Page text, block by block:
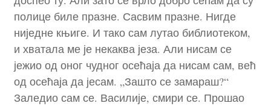
полице биле празне. Сасвим празне. Нигде
ниједне књиге. И тако сам лутао библиотеком,
и хватала ме је некаква језа. Али нисам се
јежио од оног чудног осећаја да нисам сам, већ
од осећаја да јесам. „Зашто се замараш?“
Заледио сам се. Василије, смири се. Прошао